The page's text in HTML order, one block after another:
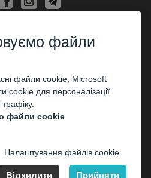
Каси
клієнтам
файли
файли cookie, Microsoft
cookie для персоналізації
файли cookie
Налаштування файлів cookie
Відхилити Прийняти